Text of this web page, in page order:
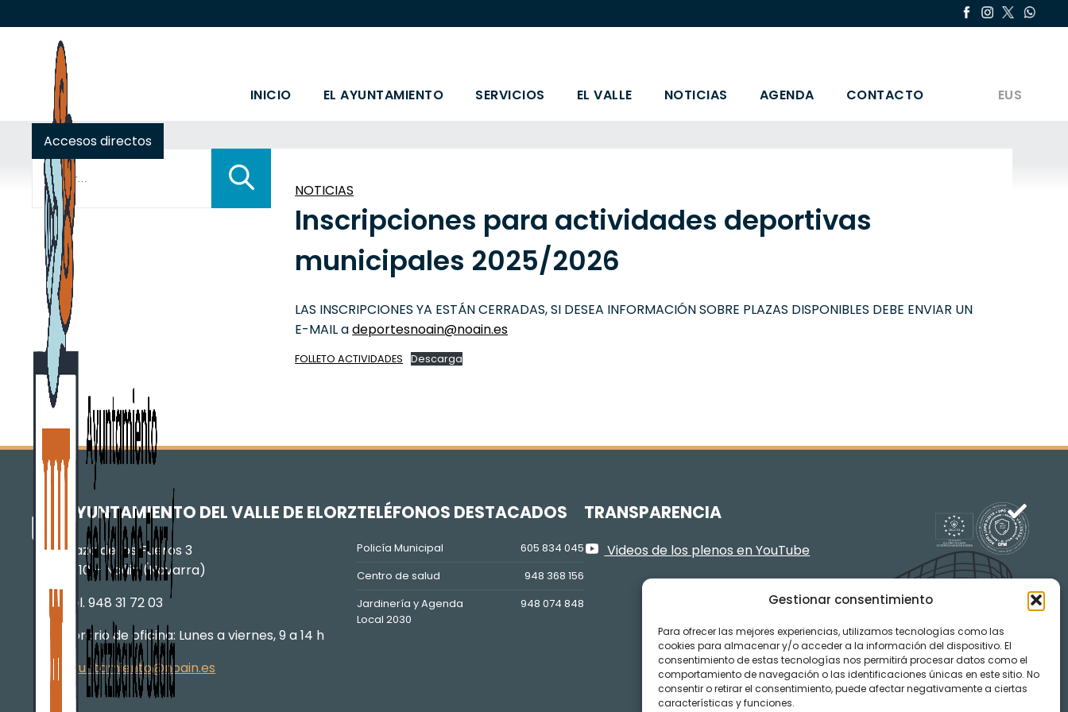
Gestionar consentimiento
Para ofrecer las mejores experiencias, utilizamos tecnologías como las
cookies para almacenar y/o acceder a la información del dispositivo. El
consentimiento de estas tecnologías nos permitirá procesar datos como el
comportamiento de navegación o las identificaciones únicas en este sitio. No
consentir o retirar el consentimiento, puede afectar negativamente a ciertas
características y funciones.
INICIO EL AYUNTAMIENTO SERVICIOS EL VALLE NOTICIAS AGENDA CONTACTO EUS
Accesos directos
Buscar:
NOTICIAS
Inscripciones para actividades deportivas
municipales 2025/2026
LAS INSCRIPCIONES YA ESTÁN CERRADAS, SI DESEA INFORMACIÓN SOBRE PLAZAS DISPONIBLES DEBE ENVIAR UN
E-MAIL adeportesnoain@noain.es
FOLLETO ACTIVIDADES Descarga
AYUNTAMIENTO DEL VALLE DE ELORZ
Plaza de los Fueros 3
31110 – Noáin (Navarra)
Tel. 948 31 72 03
Horario de oficina: Lunes a viernes, 9 a 14 h
ayuntamiento@noain.es
TELÉFONOS DESTACADOS
Policía Municipal
605 834 045
Centro de salud
948 368 156
Jardinería y Agenda
Local 2030
948 074 848
TRANSPARENCIA
Videos de los plenos en YouTube